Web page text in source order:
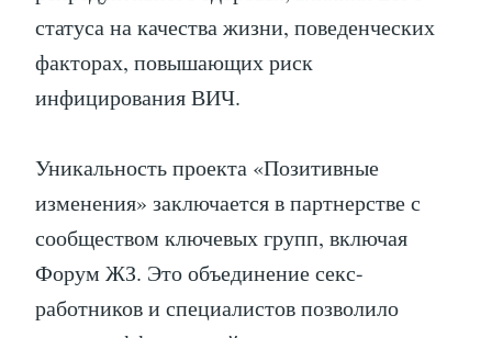
статуса на качества жизни, поведенческих
факторах, повышающих риск
инфицирования ВИЧ.
Уникальность проекта «Позитивные
изменения» заключается в партнерстве с
сообществом ключевых групп, включая
Форум ЖЗ. Это объединение секс-
работников и специалистов позволило